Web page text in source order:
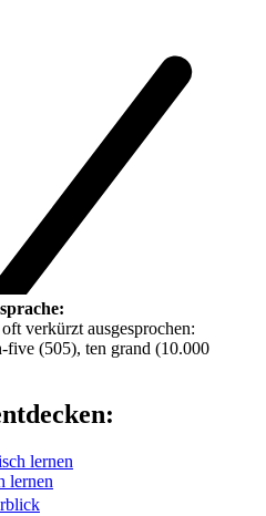
verkürzt ausgesprochen:
five (505), ten grand (10.000
lernen
lernen